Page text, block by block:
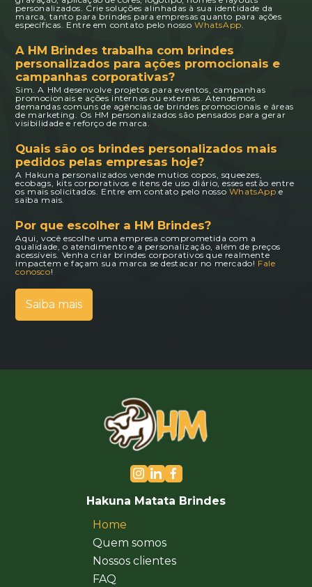
personalizados. Crie soluções alinhadas à sua identidade da
marca, tanto para brindes para empresas quanto para ações
específicas. Entre em contato pelo nossoWhatsApp.
A HM Brindes trabalha com brindes
personalizados para ações promocionais e
campanhas corporativas?
Sim. A HM desenvolve projetos para eventos, campanhas
promocionais e ações internas ou externas. Atendemos
demandas comuns de agências de brindes promocionais e áreas
de marketing. Os HM personalizados são pensados para gerar
visibilidade e reforço de marca.
Quais são os brindes personalizados mais
pedidos pelas empresas hoje?
A Hakuna personalizados vende mutios copos, squeezes,
ecobags, kits corporativos e itens de uso diário, esses estão entre
os mais solicitados. Entre em contato pelo nosso WhatsApp e
saiba mais.
Por que escolher a HM Brindes?
Aqui, você escolhe uma empresa comprometida com a
qualidade, o atendimento e a personalização, além de preços
acessíveis. Venha criar brindes corporativos que realmente
impactem e façam sua marca se destacar no mercado! Fale
conosco!
Saiba mais
Hakuna Matata Brindes
Home
Quem somos
Nossos clientes
FAQ